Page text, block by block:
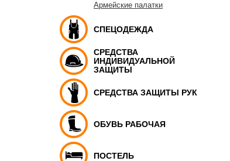
Армейские палатки
СПЕЦОДЕЖДА
СРЕДСТВА
ИНДИВИДУАЛЬНОЙ
ЗАЩИТЫ
СРЕДСТВА ЗАЩИТЫ РУК
ОБУВЬ РАБОЧАЯ
ПОСТЕЛЬ